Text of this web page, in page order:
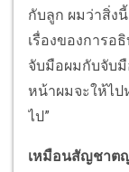
กับลูก ผมว่าสิ่ง
เรื่องของการอ
จับมือผมกับจับ
หน้าผมจะให้ไป
ไป”
เหมือนสัญชาต